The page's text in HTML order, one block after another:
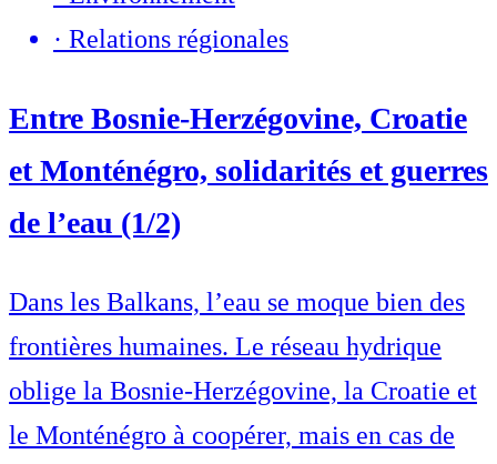
· Relations régionales
Entre Bosnie-Herzégovine, Croatie
et Monténégro, solidarités et guerres
de l’eau (1/2)
Dans les Balkans, l’eau se moque bien des
frontières humaines. Le réseau hydrique
oblige la Bosnie-Herzégovine, la Croatie et
le Monténégro à coopérer, mais en cas de